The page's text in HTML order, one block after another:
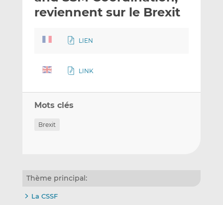
Io
reviennent sur le Brexit
LIEN
LINK
Mots clés
Brexit
Thème principal:
La CSSF